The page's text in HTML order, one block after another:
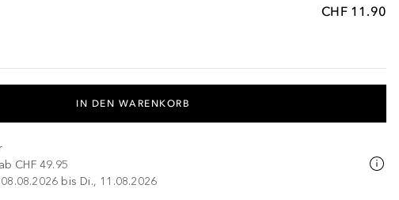
CHF 11.90
IN DEN WARENKORB
CHF 49.95
bis Di., 11.08.2026